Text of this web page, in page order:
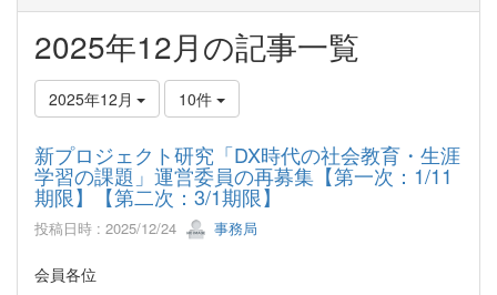
2025年12月の記事一覧
2025年12月 10件
新プロジェクト研究「DX時代の社会教育・生涯
学習の課題」運営委員の再募集【第一次：1/11
期限】【第二次：3/1期限】
投稿日時 : 2025/12/24 事務局
会員各位